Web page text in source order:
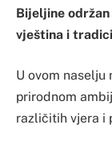
Bijeljine
vještina i
U ovom naselju
prirodnom
različitih vjera i